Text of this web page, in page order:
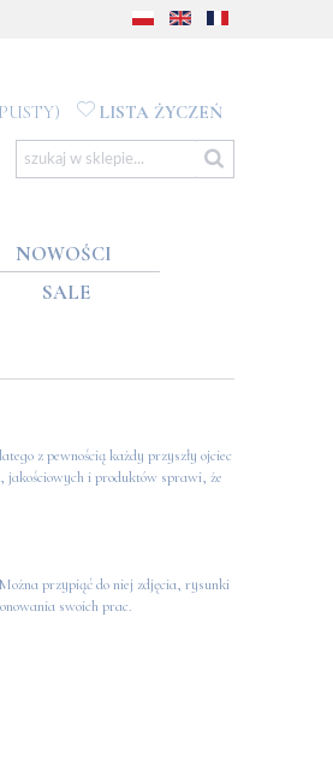
LISTA ŻYCZEŃ
NOWOŚCI
SALE
z pewnością każdy przyszły ojciec
jakościowych i produktów sprawi, że
przypiąć do niej zdjęcia, rysunki
swoich prac.